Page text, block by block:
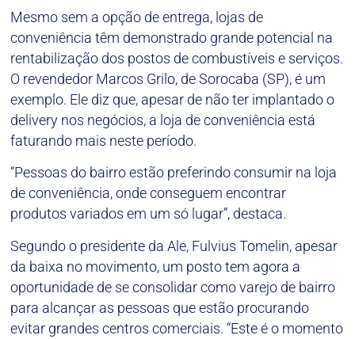
Mesmo sem a opção de entrega, lojas de
conveniência têm demonstrado grande potencial na
rentabilização dos postos de combustíveis e serviços.
O revendedor Marcos Grilo, de Sorocaba (SP), é um
exemplo. Ele diz que, apesar de não ter implantado o
delivery nos negócios, a loja de conveniência está
faturando mais neste período.
“Pessoas do bairro estão preferindo consumir na loja
de conveniência, onde conseguem encontrar
produtos variados em um só lugar”, destaca.
Segundo o presidente da Ale, Fulvius Tomelin, apesar
da baixa no movimento, um posto tem agora a
oportunidade de se consolidar como varejo de bairro
para alcançar as pessoas que estão procurando
evitar grandes centros comerciais. “Este é o momento